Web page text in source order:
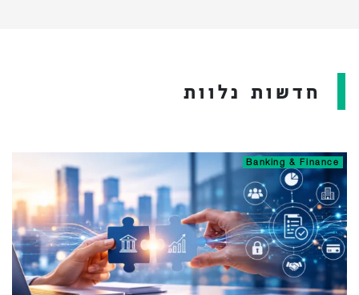
חדשות נלוות
Banking & Finance